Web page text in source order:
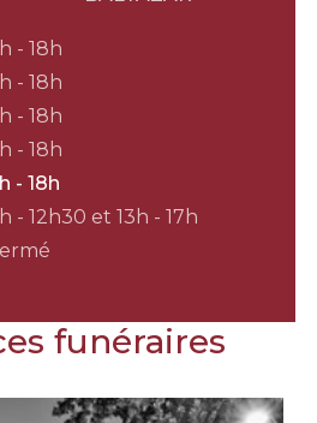
- 18h
- 18h
- 18h
- 18h
- 18h
- 12h30 et 13h - 17h
funéraires